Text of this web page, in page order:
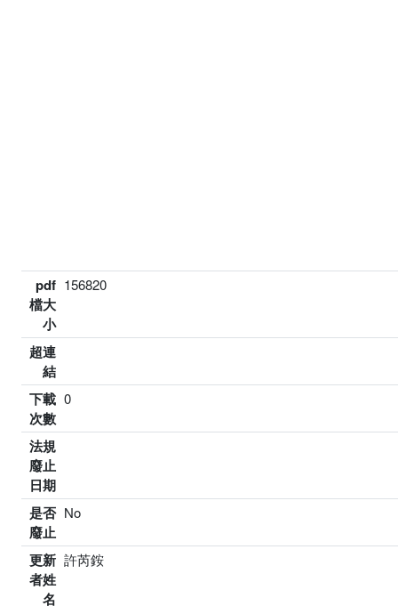
pdf
檔大
小
156820
超連
結
下載
次數
0
法規
廢止
日期
是否
廢止
No
更新
者姓
名
許芮銨